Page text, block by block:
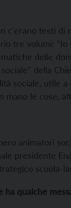
c'erano testi di
tre volumi: “Io
delle
della
sociale, utile
le cose,
animatori
presidente
scuola-
qualche